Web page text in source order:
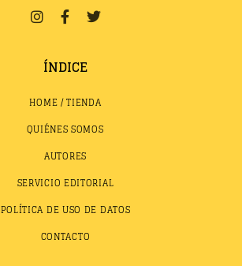
ÍNDICE
HOME / TIENDA
QUIÉNES SOMOS
AUTORES
SERVICIO EDITORIAL
POLÍTICA DE USO DE DATOS
CONTACTO